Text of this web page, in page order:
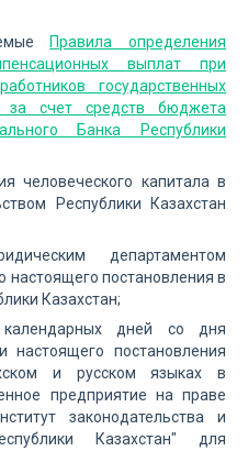
Правила определения
выплат при
государственных
за счет средств бюджета
Банка Республики
человеческого капитала в
Республики Казахстан
департаментом
настоящего постановления в
Казахстан;
дней со дня
настоящего постановления
и русском языках в
предприятие на праве
законодательства и
Казахстан" для